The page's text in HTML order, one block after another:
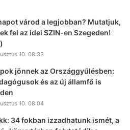
várod a legjobban? Mutatjuk,
fel az idei SZIN-en Szegeden!
10. 08:33
jönnek az Országgyűlésben:
és az új államfő is
10. 08:04
34 fokban izzadhatunk ismét, a